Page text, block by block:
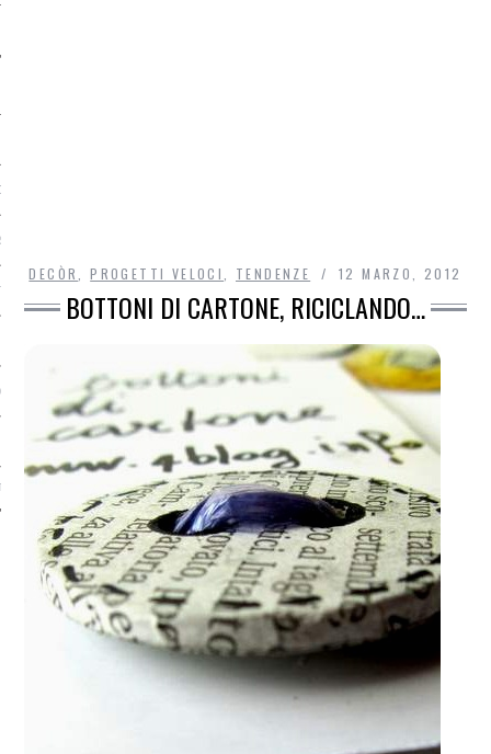
DI ACCESSO AI DATI
DECÒR ,PROGETTI VELOCI TENDENZE 12 MARZO, 2012
BOTTONI DI CARTONE, RICICLANDO…